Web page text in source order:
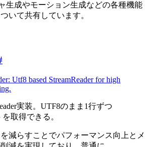
生成やモーション生成などの各種機能
いて共有しています。
Utf8 based StreamReader for high
実装。UTF8のまま1行ずつ
を取得できる。
減らすことでパフォーマンス向上とメ